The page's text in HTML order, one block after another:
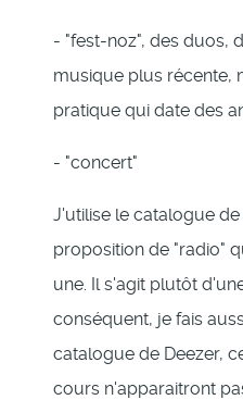
- "fest-noz", des duos,
musique plus récente,
pratique qui date des
- "concert"
J'utilise le catalogue
proposition de "radio"
une. Il s'agit plutôt
conséquent, je fais
catalogue de Deezer,
cours n'apparaitront